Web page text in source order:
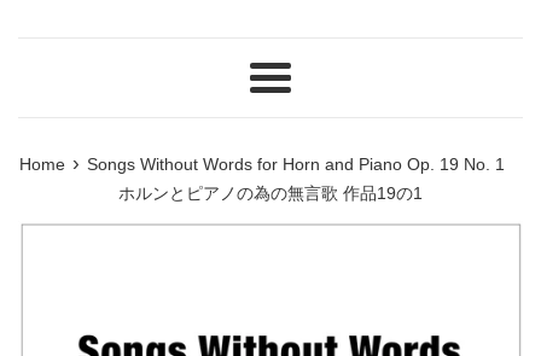
Menu
Home › Songs Without Words for Horn and Piano Op. 19 No. 1
ホルンとピアノの為の無言歌 作品19の1